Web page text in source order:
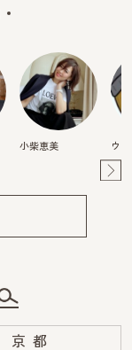
小柴恵美 ウ
京都